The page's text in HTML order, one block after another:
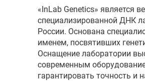
«InLab Genetics» является
специализированной ДНК
России. Основана
именем, посвятивших
Оснащение лаборатории
современным
гарантировать точность и